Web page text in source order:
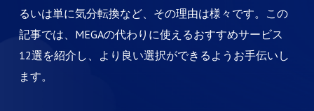
るいは単に気分転換など、その理由は様々です。この
記事では、MEGAの代わりに使えるおすすめサービス
12選を紹介し、より良い選択ができるようお手伝いし
ます。